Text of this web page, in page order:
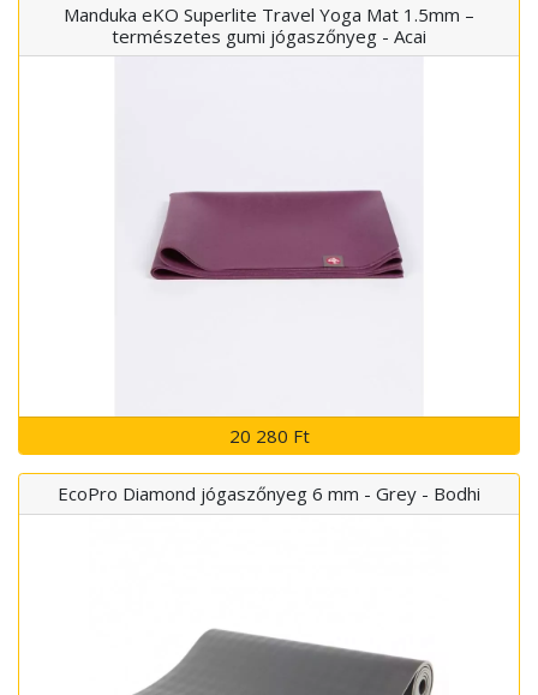
Manduka eKO Superlite Travel Yoga Mat 1.5mm –
természetes gumi jógaszőnyeg - Acai
20 280 Ft
EcoPro Diamond jógaszőnyeg 6 mm - Grey - Bodhi